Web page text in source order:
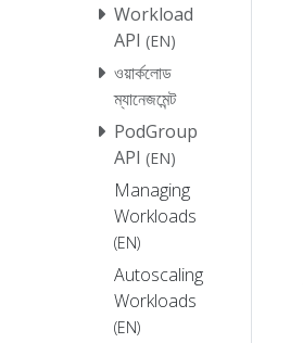
Workload
API (EN)
ওয়ার্কলোড
ম্যানেজমেন্ট
PodGroup
API (EN)
Managing
Workloads
(EN)
Autoscaling
Workloads
(EN)